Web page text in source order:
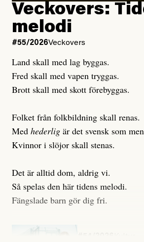
Publicerad6 August, 2026
Uppdaterad6 August, 2026
Publicerad3 August, 2026
Uppdaterad3 August, 2026
Veckovers:
melodi
#55/2026Veckovers
Land skall med lag byggas.
Fred skall med vapen tryggas.
Brott skall med skott förebyggas.
Folket från folkbildning skall renas.
Med hederlig är det svensk som
Kvinnor i slöjor skall stenas.
Det är alltid dom, aldrig vi.
Så spelas den här tidens melodi.
Fängslade barn gör dig fri.